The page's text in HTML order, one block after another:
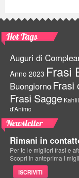
Hot Tags
Auguri di
Anno 2023 Frasi
BuongiornoFrasi
Frasi Sagge
d'Animo
Newsletter
Rimani in
Per te le migliori frasi e
Scopri in anteprima i
ISCRIVITI